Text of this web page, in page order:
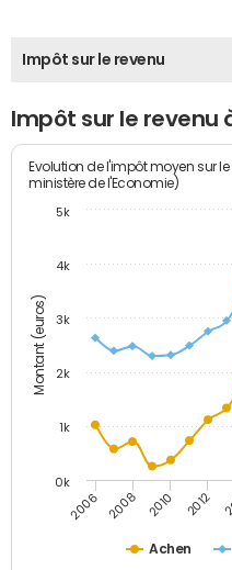
Impôt sur le revenu
Impôt sur le revenu
Montant (euros)
Evolution de l'impôt moyen sur
ministère de l'Economie)
Achen
2006 2008 2010 2012
0k
1k
2k
3k
4k
5k